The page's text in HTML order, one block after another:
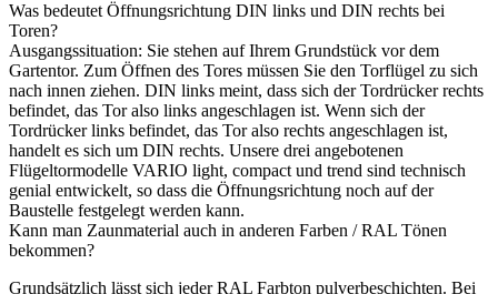
Was bedeutet Öffnungsrichtung DIN links und DIN rechts bei
Toren?
Ausgangssituation: Sie stehen auf Ihrem Grundstück vor dem
Gartentor. Zum Öffnen des Tores müssen Sie den Torflügel zu sich
nach innen ziehen. DIN links meint, dass sich der Tordrücker rechts
befindet, das Tor also links angeschlagen ist. Wenn sich der
Tordrücker links befindet, das Tor also rechts angeschlagen ist,
handelt es sich um DIN rechts. Unsere drei angebotenen
Flügeltormodelle VARIO light, compact und trend sind technisch
genial entwickelt, so dass die Öffnungsrichtung noch auf der
Baustelle festgelegt werden kann.
Kann man Zaunmaterial auch in anderen Farben / RAL Tönen
bekommen?
Grundsätzlich lässt sich jeder RAL Farbton pulverbeschichten. Bei